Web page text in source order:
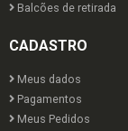
Balcões de retirada
CADASTRO
Meus dados
Pagamentos
Meus Pedidos